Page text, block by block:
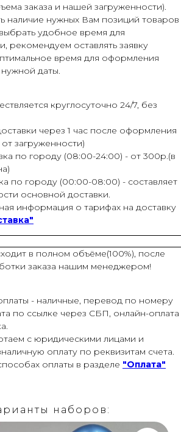
заказа и нашей загруженности).
наличие нужных Вам позиций товаров
удобное время для
рекомендуем оставлять заявку
время для оформления
нужной даты.
круглосуточно 24/7, без
через 1 час после оформления
от загруженности)
по городу (08:00-24:00) - от 300р.(в
по городу (00:00-08:00) - составляет
основной доставки.
информация о тарифах на доставку
в полном объёме(100%), после
заказа нашим менеджером!
- наличные, перевод по номеру
по ссылке через СБП, онлайн-оплата
с юридическими лицами и
оплату по реквизитам счета.
оплаты в разделе "Оплата"
наборов: